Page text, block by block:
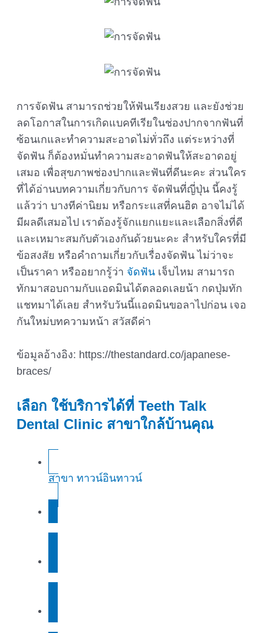
การจัดฟัน สามารถช่วยให้ฟันเรียงสวย และยังช่วย
ลดโอกาสในการเกิดแบคทีเรียในช่องปากจากฟันที่
ซ้อนเกและทำความสะอาดไม่ทั่วถึง แต่ระหว่างที่
จัดฟัน ก็ต้องหมั่นทำความสะอาดฟันให้สะอาดอยู่
เสมอ เพื่อสุขภาพช่องปากและฟันที่ดีนะคะ ส่วนใคร
ที่ได้อ่านบทความเกี่ยวกับการ จัดฟันที่ญี่ปุ่น นี้คงรู้
แล้วว่า บางทีค่านิยม หรือกระแสที่คนฮิต อาจไม่ได้
มีผลดีเสมอไป เราต้องรู้จักแยกแยะและเลือกสิ่งที่ดี
และเหมาะสมกับตัวเองกันด้วยนะคะ สำหรับใครที่มี
ข้อสงสัย หรือคำถามเกี่ยวกับเรื่องจัดฟัน ไม่ว่าจะ
เป็นราคา หรืออยากรู้ว่า จัดฟันเจ็บไหม สามารถ
ทักมาสอบถามกับแอดมินได้ตลอดเลยน้า กดปุ่มทัก
แชทมาได้เลย สำหรับวันนี้แอดมินขอลาไปก่อน เจอ
กันใหม่บทความหน้า สวัสดีค่า
ข้อมูลอ้างอิง: https://thestandard.co/japanese-
braces/
เลือก ใช้บริการได้ที่ Teeth Talk
Dental Clinic สาขาใกล้บ้านคุณ
สาขา ทาวน์อินทาวน์